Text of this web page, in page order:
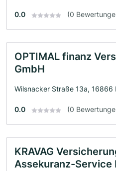
0.0 (0
OPTIMAL finanz
GmbH
Wilsnacker Straße 13a, 16866
0.0 (0
KRAVAG
Assekuranz-Service